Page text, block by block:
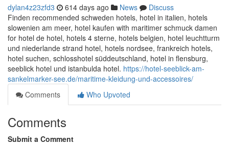
dylan4z23zfd3 614 days ago News
Discuss
Finden recommended schweden hotels, hotel in italien, hotels
slowenien am meer, hotel kaufen with maritimer schmuck damen
for hotel de hotel, hotels 4 sterne, hotels belgien, hotel leuchtturm
und niederlande strand hotel, hotels nordsee, frankreich hotels,
hotel suchen, schlosshotel süddeutschland, hotel in flensburg,
seeblick hotel und istanbulda hotel. https://hotel-seeblick-am-
sankelmarker-see.de/maritime-kleidung-und-accessoires/
Comments
Who Upvoted
Comments
Submit a Comment